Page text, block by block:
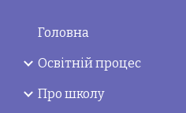
Головна
Освітній процес
Про школу